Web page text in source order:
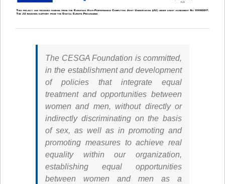
The CESGA Foundation is committed,
in the establishment and development
of policies that integrate equal
treatment and opportunities between
women and men, without directly or
indirectly discriminating on the basis
of sex, as well as in promoting and
promoting measures to achieve real
equality within our organization,
establishing equal opportunities
between women and men as a